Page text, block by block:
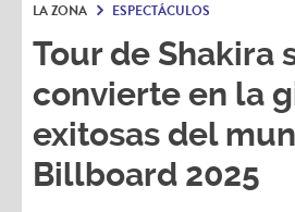
LA ZONA ESPECTÁCULOS
Tour de Shakira
convierte en la
exitosas del
Billboard 2025